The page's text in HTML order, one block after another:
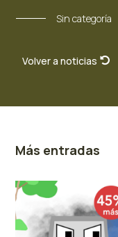
Sin categoría
Volver a noticias
Más entradas